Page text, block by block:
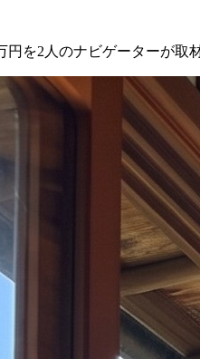
円を2人のナビゲーターが取